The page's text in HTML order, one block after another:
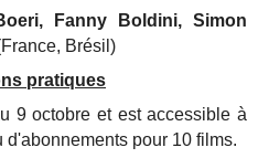
Fanny Boldini, Simon
Brésil)
pratiques
9 octobre et est accessible à
pour 10 films.